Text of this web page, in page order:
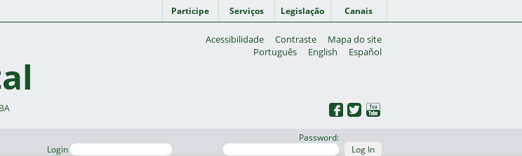
Participe Serviços Legislação Canais
Acessibilidade Contraste
Mapa do site
Português
English Español
Login
Password:
Log In